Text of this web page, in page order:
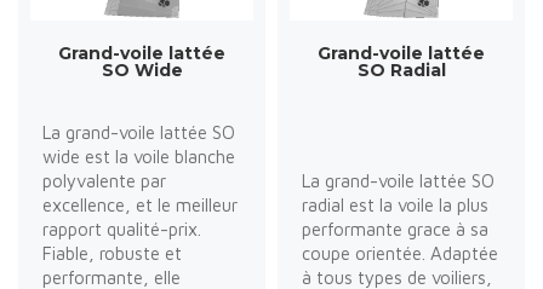
Grand-voile lattée
SO Wide
La grand-voile lattée SO
wide est la voile blanche
polyvalente par
excellence, et le meilleur
rapport qualité-prix.
Fiable, robuste et
performante, elle
Grand-voile lattée
SO Radial
La grand-voile lattée SO
radial est la voile la plus
performante grace à sa
coupe orientée. Adaptée
à tous types de voiliers,